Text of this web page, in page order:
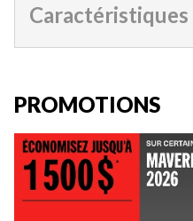
Caractéristiques
PROMOTIONS